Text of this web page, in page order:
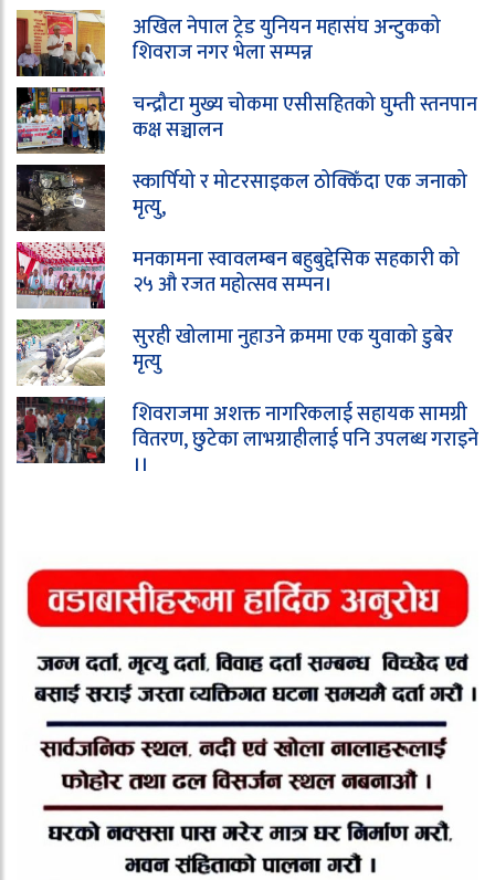
अखिल नेपाल ट्रेड युनियन महासंघ अन्टुकको
शिवराज नगर भेला सम्पन्न
चन्द्रौटा मुख्य चोकमा एसीसहितको घुम्ती स्तनपान
कक्ष सञ्चालन
स्कार्पियो र मोटरसाइकल ठोक्किँदा एक जनाको
मृत्यु,
मनकामना स्वावलम्बन बहुबुद्देसिक सहकारी को
२५ औ रजत महोत्सव सम्पन।
सुरही खोलामा नुहाउने क्रममा एक युवाको डुबेर
मृत्यु
शिवराजमा अशक्त नागरिकलाई सहायक सामग्री
वितरण, छुटेका लाभग्राहीलाई पनि उपलब्ध गराइने
।।